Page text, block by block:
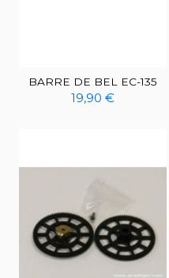
BARRE DE BEL EC-135
19,90 €